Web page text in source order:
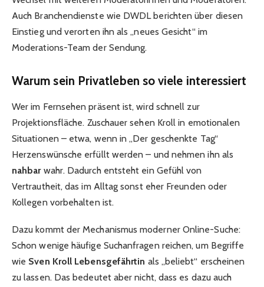
Auch Branchendienste wie DWDL berichten über diesen
Einstieg und verorten ihn als „neues Gesicht“ im
Moderations-Team der Sendung.
Warum sein Privatleben so viele interessiert
Wer im Fernsehen präsent ist, wird schnell zur
Projektionsfläche. Zuschauer sehen Kroll in emotionalen
Situationen – etwa, wenn in „Der geschenkte Tag“
Herzenswünsche erfüllt werden – und nehmen ihn als
nahbarwahr. Dadurch entsteht ein Gefühl von
Vertrautheit, das im Alltag sonst eher Freunden oder
Kollegen vorbehalten ist.
Dazu kommt der Mechanismus moderner Online-Suche:
Schon wenige häufige Suchanfragen reichen, um Begriffe
wie Sven Kroll Lebensgefährtin als „beliebt“ erscheinen
zu lassen. Das bedeutet aber nicht, dass es dazu auch